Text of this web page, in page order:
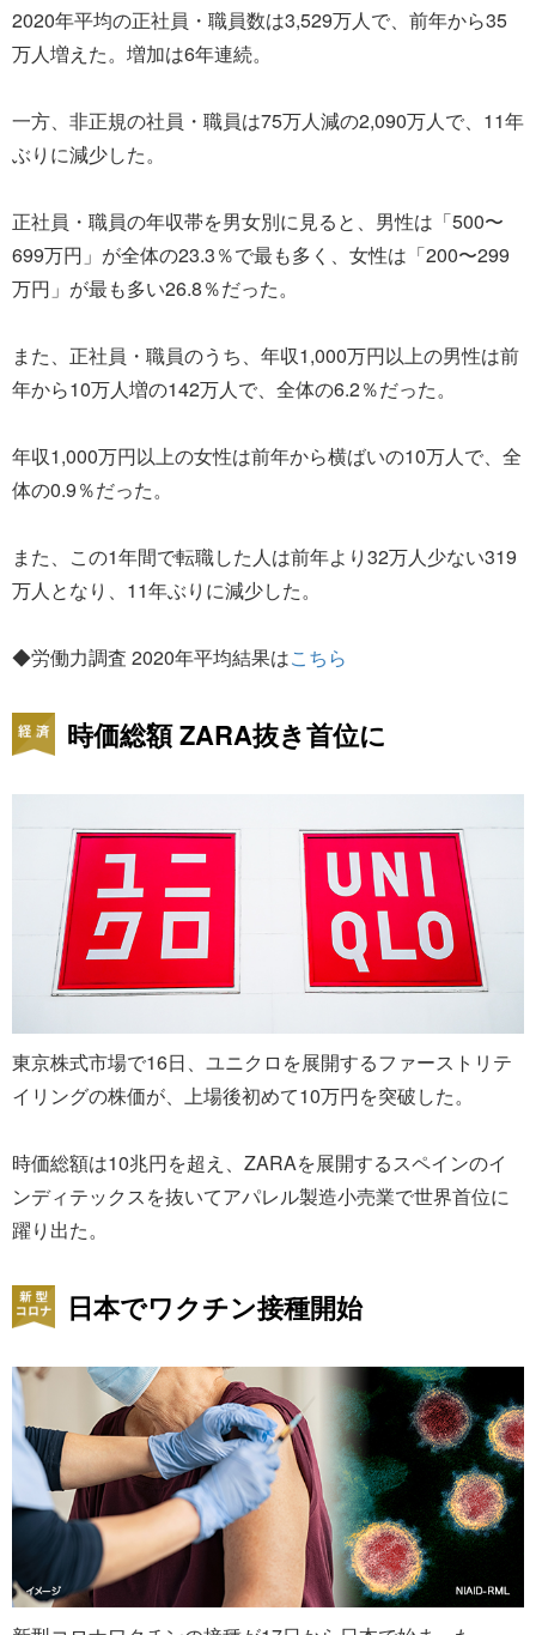
2020年平均の正社員・職員数は3,529万人で、前年から35
万人増えた。増加は6年連続。
一方、非正規の社員・職員は75万人減の2,090万人で、11年
ぶりに減少した。
正社員・職員の年収帯を男女別に見ると、男性は「500〜
699万円」が全体の23.3％で最も多く、女性は「200〜299
万円」が最も多い26.8％だった。
また、正社員・職員のうち、年収1,000万円以上の男性は前
年から10万人増の142万人で、全体の6.2％だった。
年収1,000万円以上の女性は前年から横ばいの10万人で、全
体の0.9％だった。
また、この1年間で転職した人は前年より32万人少ない319
万人となり、11年ぶりに減少した。
◆労働力調査 2020年平均結果はこちら
時価総額 ZARA抜き首位に
東京株式市場で16日、ユニクロを展開するファーストリテ
イリングの株価が、上場後初めて10万円を突破した。
時価総額は10兆円を超え、ZARAを展開するスペインのイ
ンディテックスを抜いてアパレル製造小売業で世界首位に
躍り出た。
日本でワクチン接種開始